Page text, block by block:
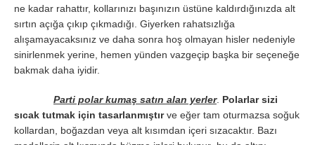
ne kadar rahattır, kollarınızı başınızın üstüne kaldırdığınızda alt
sırtın açığa çıkıp çıkmadığı. Giyerken rahatsızlığa
alışamayacaksınız ve daha sonra hoş olmayan hisler nedeniyle
sinirlenmek yerine, hemen yünden vazgeçip başka bir seçeneğe
bakmak daha iyidir.
Parti polar kumaş satın alan yerler. Polarlar sizi
sıcak tutmak için tasarlanmıştırve eğer tam oturmazsa soğuk
kollardan, boğazdan veya alt kısımdan içeri sızacaktır. Bazı